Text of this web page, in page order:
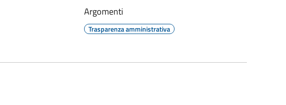
Argomenti
Trasparenza amministrativa